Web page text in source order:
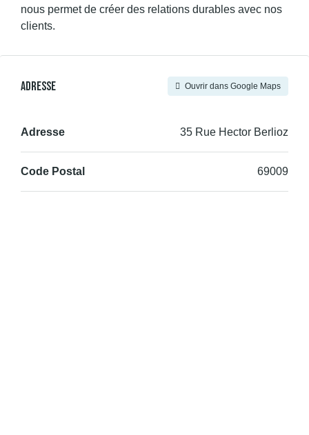
nous permet de créer des relations durables avec nos
clients.
Adresse Ouvrir dans Google Maps
Adresse 35 Rue Hector Berlioz
Code Postal 69009